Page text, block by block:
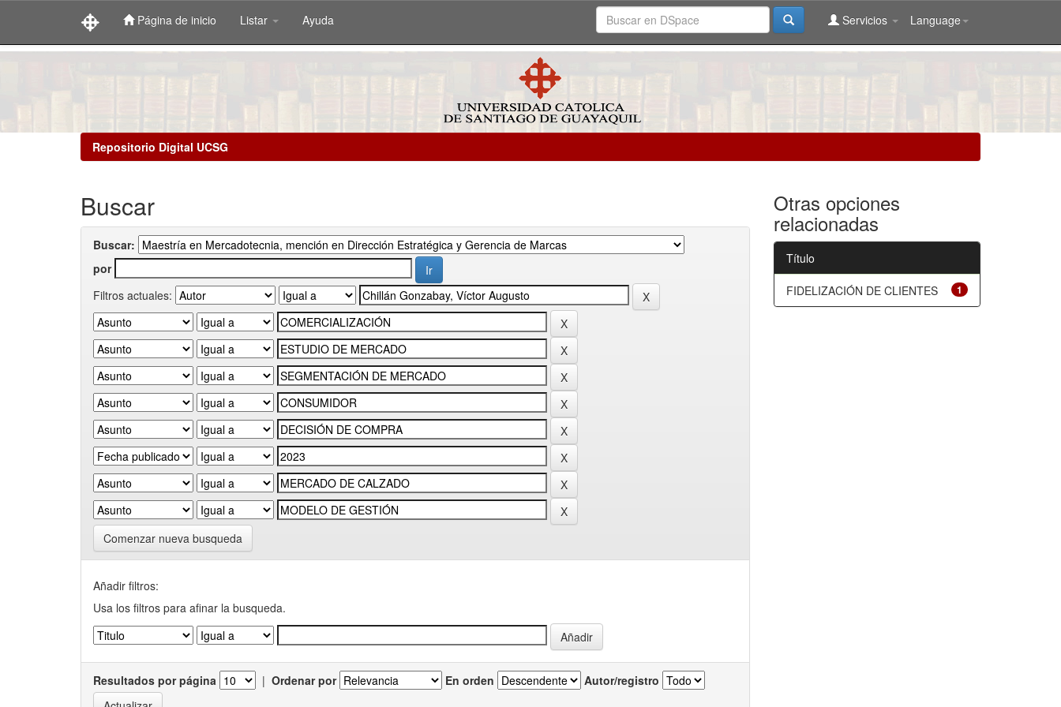
Página de inicio Listar Ayuda Language
Servicios
Repositorio Digital UCSG
Buscar
Buscar:
por
Filtros actuales:
Comenzar nueva busqueda
Añadir filtros:
Usa los filtros para afinar la busqueda.
Resultados por página | Ordenar por En orden Autor/registro
Otras opciones
relacionadas
Título
1
FIDELIZACIÓN DE CLIENTES